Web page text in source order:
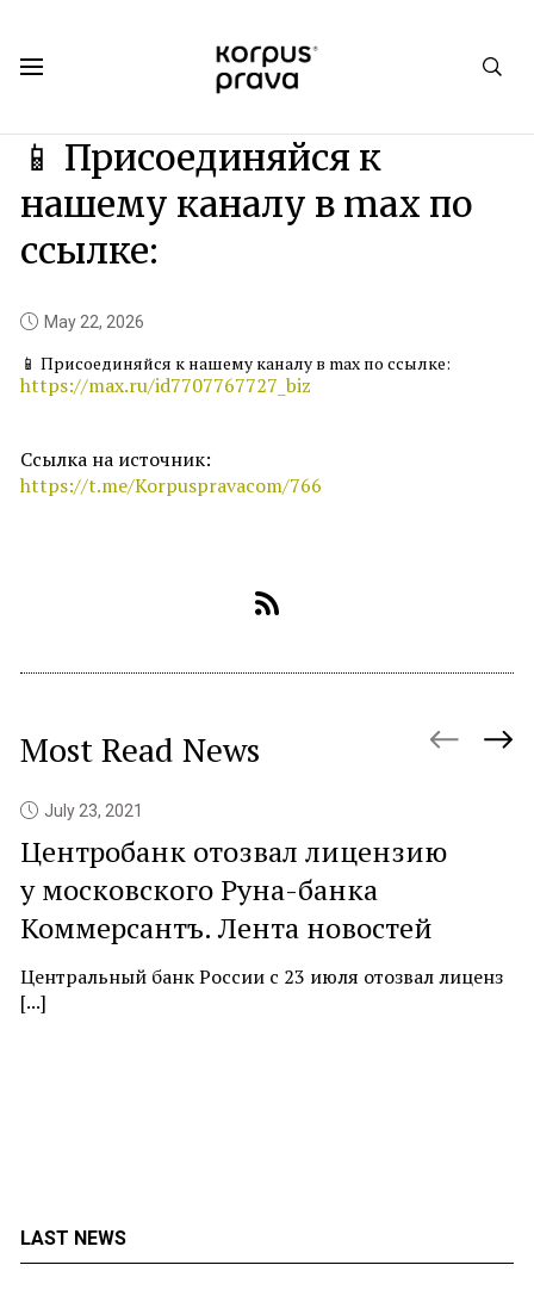
📱 Присоединяйся к
нашему каналу в max по
ссылке:
May 22, 2026
📱 Присоединяйся к нашему каналу в max по ссылке:
https://max.ru/id7707767727_biz
Ссылка на источник:
https://t.me/Korpuspravacom/766
LAST NEWS
Most Read News
July 23, 2021
Центробанк отозвал лицензию
у московского Руна-банка
Коммерсантъ. Лента новостей
Центральный банк России с 23 июля отозвал лиценз
[...]